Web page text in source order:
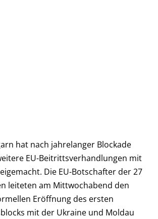
hat nach jahrelanger Blockade
EU-Beitrittsverhandlungen mit
Die EU-Botschafter der 27
leiteten am Mittwochabend den
Eröffnung des ersten
mit der Ukraine und Moldau